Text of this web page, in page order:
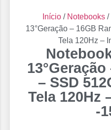
Início / Notebooks /
13°Geração – 16GB
Tela 120Hz –
– SSD
Tela 120Hz
-